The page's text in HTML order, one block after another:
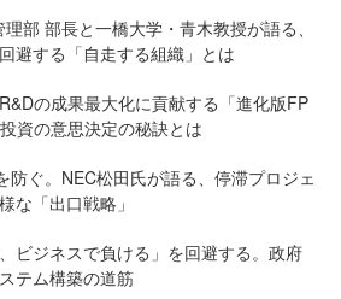
部 部長と一橋大学・青木教授が語る、
避する「自走する組織」とは
の成果最大化に貢献する「進化版FP
資の意思決定の秘訣とは
防ぐ。NEC松田氏が語る、停滞プロジェ
な「出口戦略」
ビジネスで負ける」を回避する。政府
テム構築の道筋